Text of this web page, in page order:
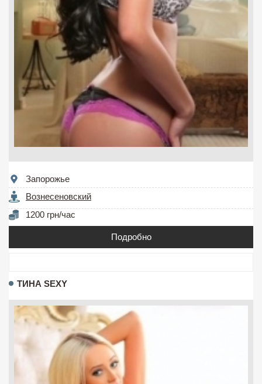
Запорожье
Вознесеновский
1200 грн/час
Подробно
ТИНА SEXY